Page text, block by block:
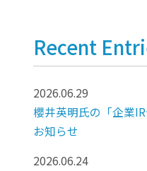
Recent
2026.06.29
櫻井英明氏の「企業
お知らせ
2026.06.24